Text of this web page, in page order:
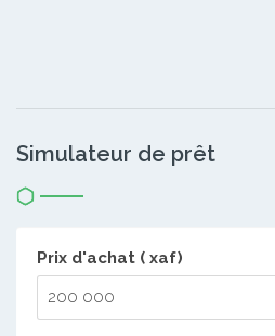
Simulateur de prêt
Prix d'achat ( xaf)